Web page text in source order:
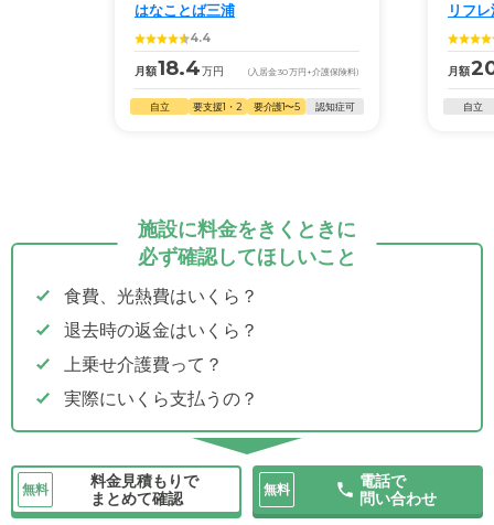
はなことば三浦
4.4
月額18.4万円 (入居金30万円 +介護保険料)
自立 要支援1・2 要介護1〜5 認知症可
リフ
月額
自立
施設に料金をきくときに
必ず確認してほしいこと
食費、光熱費はいくら？
退去時の返金はいくら？
上乗せ介護費って？
実際にいくら支払うの？
無料
料金見積もりで
まとめて確認
無料
電話で
問い合わせ